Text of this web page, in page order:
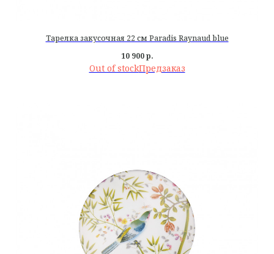
Тарелка закусочная 22 см Paradis Raynaud blue
10 900 р.
Out of stock